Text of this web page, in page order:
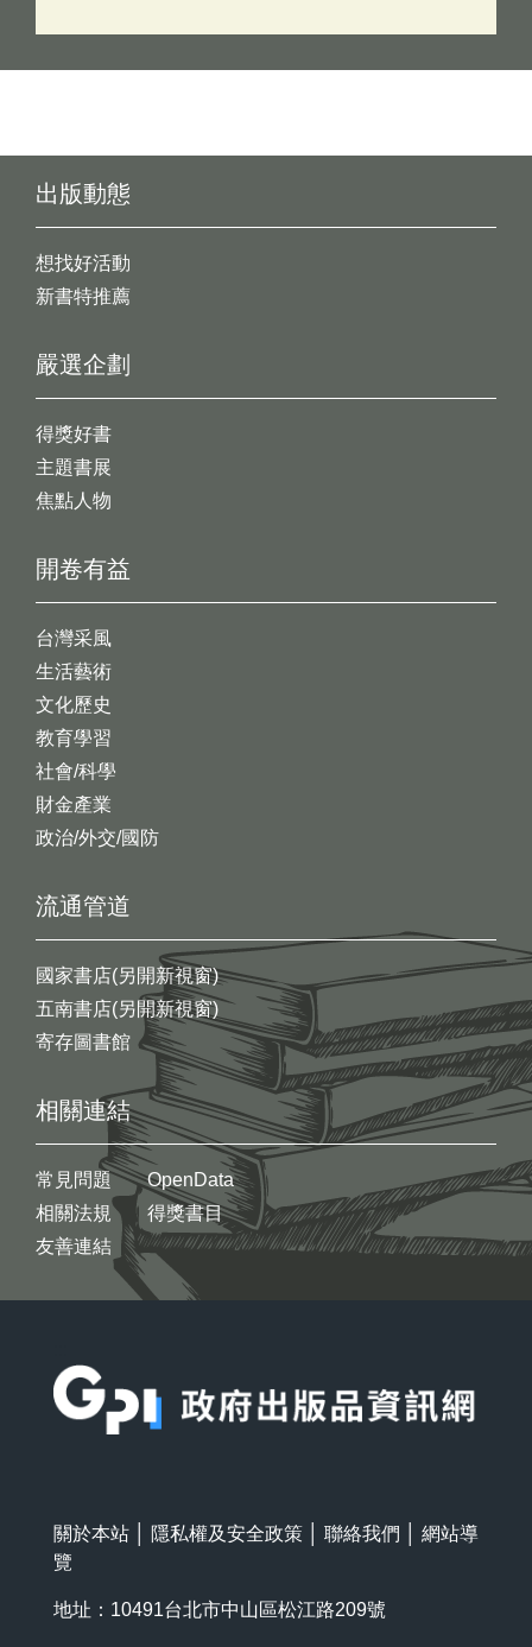
出版動態
想找好活動
新書特推薦
開卷有益
台灣采風
生活藝術
文化歷史
教育學習
社會/科學
財金產業
政治/外交/國防
嚴選企劃
得獎好書
主題書展
焦點人物
流通管道
國家書店(另開新視窗)
五南書店(另開新視窗)
寄存圖書館
相關連結
常見問題
相關法規
友善連結
OpenData
得獎書目
關於本站 隱私權及安全政策 聯絡我們
網站導
覽
地址：10491台北市中山區松江路209號